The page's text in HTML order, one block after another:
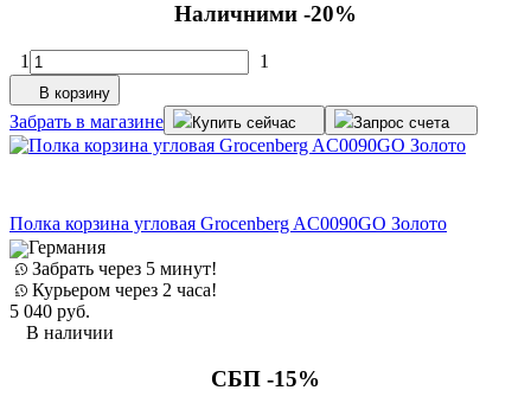
Наличними -20%
1 1
В корзину
Забрать в магазине Купить сейчас Запрос счета
Полка корзина угловая Grocenberg AC0090GO Золото
Германия
Забрать через 5 минут!
Курьером через 2 часа!
5 040 руб.
В наличии
СБП -15%